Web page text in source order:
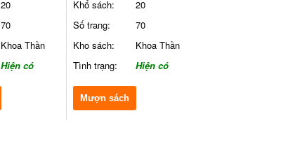
20
70
Khoa Thần
Hiện có
Khổ sách:
20
Số trang:
70
Kho sách:
Khoa Thần
Tình trạng:
Hiện có
Mượn sách